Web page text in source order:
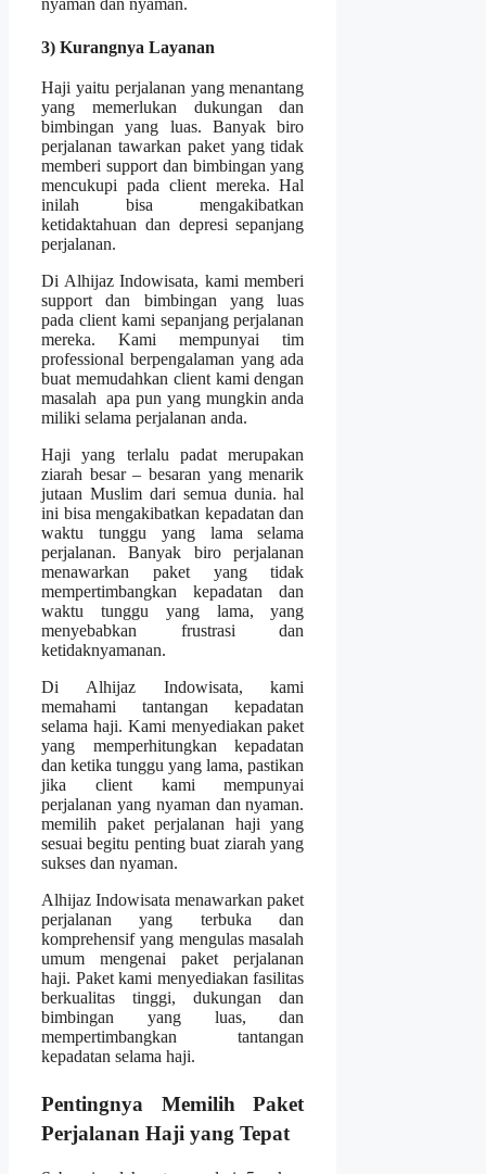
3) Kurangnya Layanan
Haji yaitu perjalanan yang menantang
yang memerlukan dukungan dan
bimbingan yang luas. Banyak biro
perjalanan tawarkan paket yang tidak
memberi support dan bimbingan yang
mencukupi pada client mereka. Hal
inilah bisa mengakibatkan
ketidaktahuan dan depresi sepanjang
perjalanan.
Di Alhijaz Indowisata, kami memberi
support dan bimbingan yang luas
pada client kami sepanjang perjalanan
mereka. Kami mempunyai tim
professional berpengalaman yang ada
buat memudahkan client kami dengan
masalah apa pun yang mungkin anda
miliki selama perjalanan anda.
Haji yang terlalu padat merupakan
ziarah besar – besaran yang menarik
jutaan Muslim dari semua dunia. hal
ini bisa mengakibatkan kepadatan dan
waktu tunggu yang lama selama
perjalanan. Banyak biro perjalanan
menawarkan paket yang tidak
mempertimbangkan kepadatan dan
waktu tunggu yang lama, yang
menyebabkan frustrasi dan
ketidaknyamanan.
Di Alhijaz Indowisata, kami
memahami tantangan kepadatan
selama haji. Kami menyediakan paket
yang memperhitungkan kepadatan
dan ketika tunggu yang lama, pastikan
jika client kami mempunyai
perjalanan yang nyaman dan nyaman.
memilih paket perjalanan haji yang
sesuai begitu penting buat ziarah yang
sukses dan nyaman.
Alhijaz Indowisata menawarkan paket
perjalanan yang terbuka dan
komprehensif yang mengulas masalah
umum mengenai paket perjalanan
haji. Paket kami menyediakan fasilitas
berkualitas tinggi, dukungan dan
bimbingan yang luas, dan
mempertimbangkan tantangan
kepadatan selama haji.
Pentingnya Memilih Paket
Perjalanan Haji yang Tepat